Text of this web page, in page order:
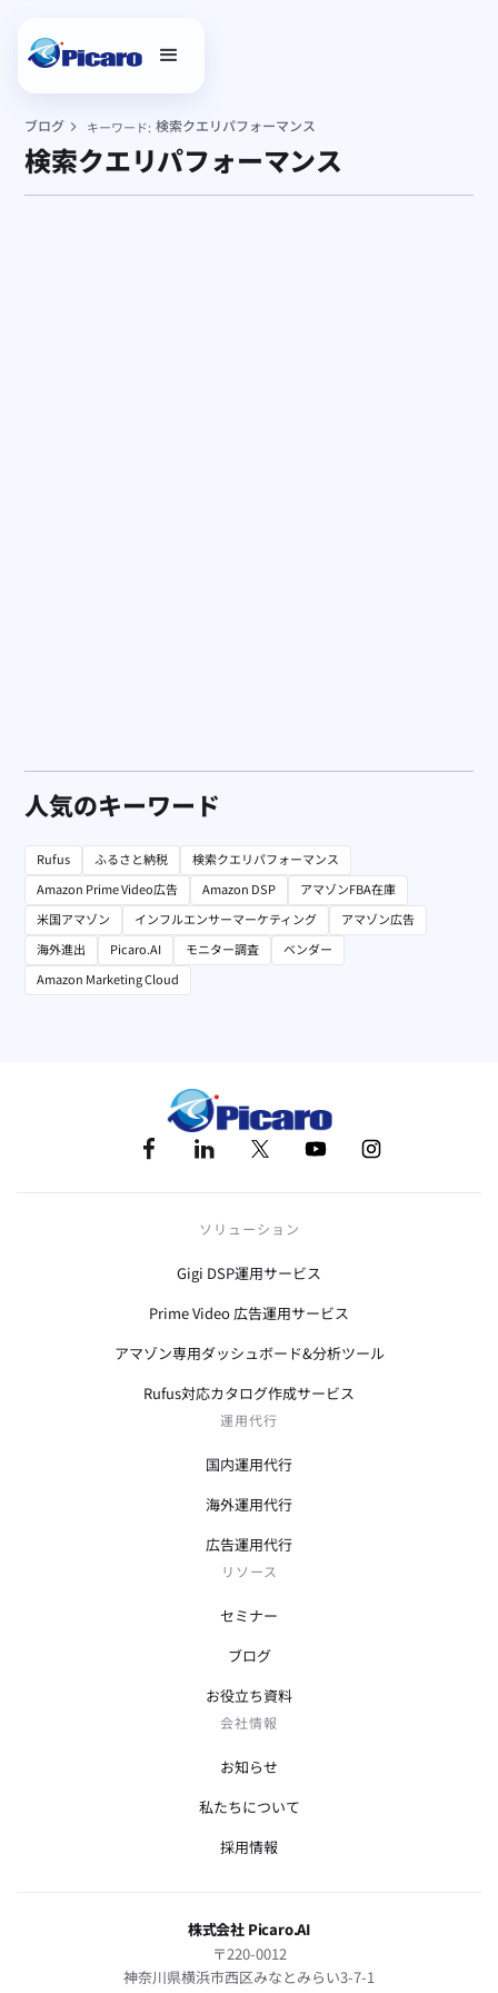
ブログ キーワード: 検索クエリパフォーマンス
検索クエリパフォーマンス
人気のキーワード
Rufus ふるさと納税
検索クエリパフォーマンス
Amazon Prime Video広告
Amazon DSP
アマゾンFBA在庫
米国アマゾン
インフルエンサーマーケティング
アマゾン広告
海外進出
Picaro.AI モニター調査
ベンダー
Amazon Marketing Cloud
ソリューション
Gigi DSP運用サービス
Prime Video 広告運用サービス
アマゾン専用ダッシュボード&分析ツール
Rufus対応カタログ作成サービス
運用代行
国内運用代行
海外運用代行
広告運用代行
リソース
セミナー
ブログ
お役立ち資料
会社情報
お知らせ
私たちについて
採用情報
株式会社 Picaro.AI
〒220-0012
神奈川県横浜市西区みなとみらい3-7-1